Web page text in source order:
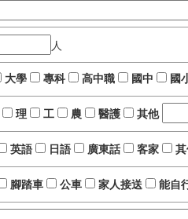
人
大學 專科 高中職 國中 國
理 工 農 醫護 其他
英語 日語 廣東話 客家
腳踏車 公車 家人接送 能自